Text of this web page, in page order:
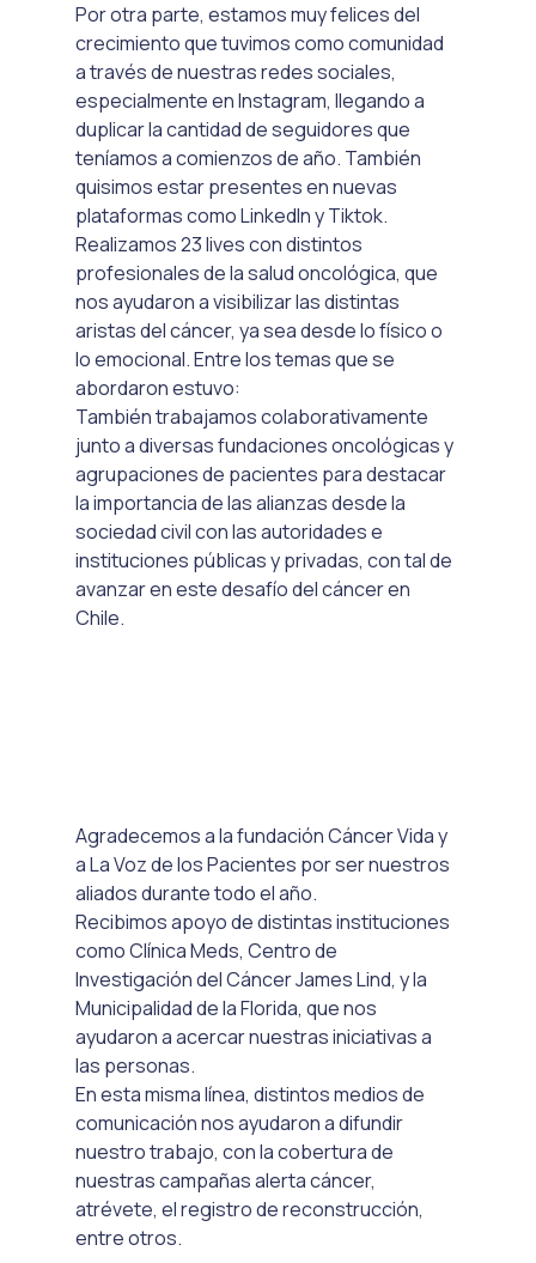
Por otra parte, estamos muy felices del
crecimiento que tuvimos como comunidad
a través de nuestras redes sociales,
especialmente en Instagram, llegando a
duplicar la cantidad de seguidores que
teníamos a comienzos de año. También
quisimos estar presentes en nuevas
plataformas como LinkedIn y Tiktok.
Realizamos 23 lives con distintos
profesionales de la salud oncológica, que
nos ayudaron a visibilizar las distintas
aristas del cáncer, ya sea desde lo físico o
lo emocional. Entre los temas que se
abordaron estuvo:
También trabajamos colaborativamente
junto a diversas fundaciones oncológicas y
agrupaciones de pacientes para destacar
la importancia de las alianzas desde la
sociedad civil con las autoridades e
instituciones públicas y privadas, con tal de
avanzar en este desafío del cáncer en
Chile.
Agradecemos a la fundación Cáncer Vida y
a La Voz de los Pacientes por ser nuestros
aliados durante todo el año.
Recibimos apoyo de distintas instituciones
como Clínica Meds, Centro de
Investigación del Cáncer James Lind, y la
Municipalidad de la Florida, que nos
ayudaron a acercar nuestras iniciativas a
las personas.
En esta misma línea, distintos medios de
comunicación nos ayudaron a difundir
nuestro trabajo, con la cobertura de
nuestras campañas alerta cáncer,
atrévete, el registro de reconstrucción,
entre otros.